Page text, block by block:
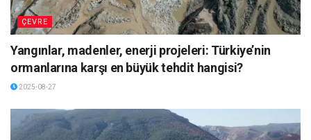
ÇEVRE
Yangınlar, madenler, enerji projeleri: Türkiye’nin
ormanlarına karşı en büyük tehdit hangisi?
2025-08-27